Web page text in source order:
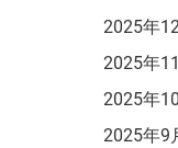
2025年
2025年
2025年
2025年9